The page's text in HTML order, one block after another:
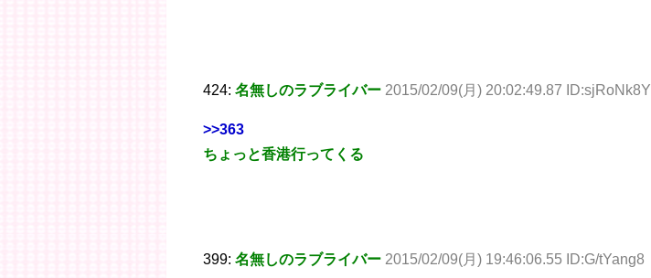
424: 名無しのラブライバー 2015/02/09(月) 20:02:49.87 ID:sjRoNk8Y
>>363
ちょっと香港行ってくる
399: 名無しのラブライバー 2015/02/09(月) 19:46:06.55 ID:G/tYang8